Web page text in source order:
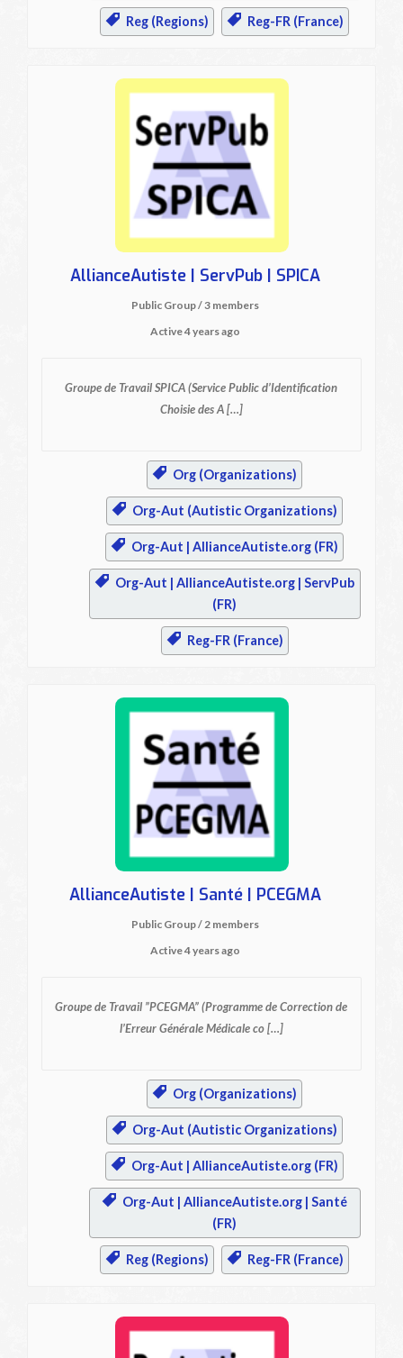
Reg (Regions) Reg-FR (France)
AllianceAutiste | ServPub | SPICA
Public Group / 3 members
Active4 years ago
Groupe de Travail SPICA(Service Public d’Identification
Choisie des A […]
Org (Organizations)
Org-Aut (Autistic Organizations)
Org-Aut | AllianceAutiste.org (FR)
Org-Aut | AllianceAutiste.org | ServPub
(FR)
Reg-FR (France)
AllianceAutiste | Santé | PCEGMA
Public Group / 2 members
Active4 years ago
Groupe de Travail ”PCEGMA”(Programme de Correction de
l’Erreur Générale Médicale co […]
Org (Organizations)
Org-Aut (Autistic Organizations)
Org-Aut | AllianceAutiste.org (FR)
Org-Aut | AllianceAutiste.org | Santé
(FR)
Reg (Regions) Reg-FR (France)